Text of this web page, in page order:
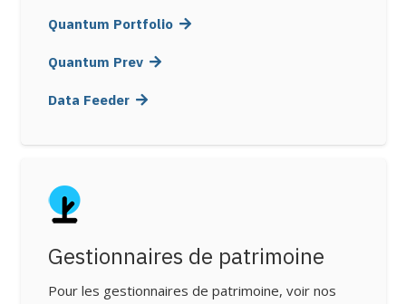
Quantum Portfolio
Quantum Prev
Data Feeder
Gestionnaires de patrimoine
Pour les gestionnaires de patrimoine, voir nos